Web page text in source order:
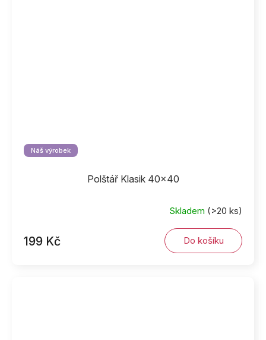
Náš výrobek
Polštář Klasik 40x40
Skladem (>20 ks)
199 Kč Do košíku